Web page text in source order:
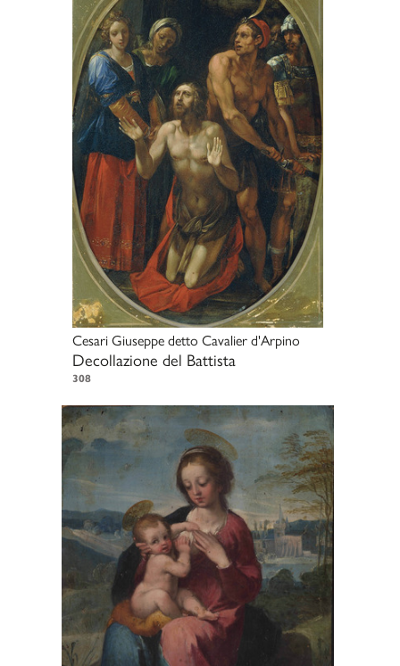
Cesari Giuseppe detto Cavalier d'Arpino
Decollazione del Battista
308